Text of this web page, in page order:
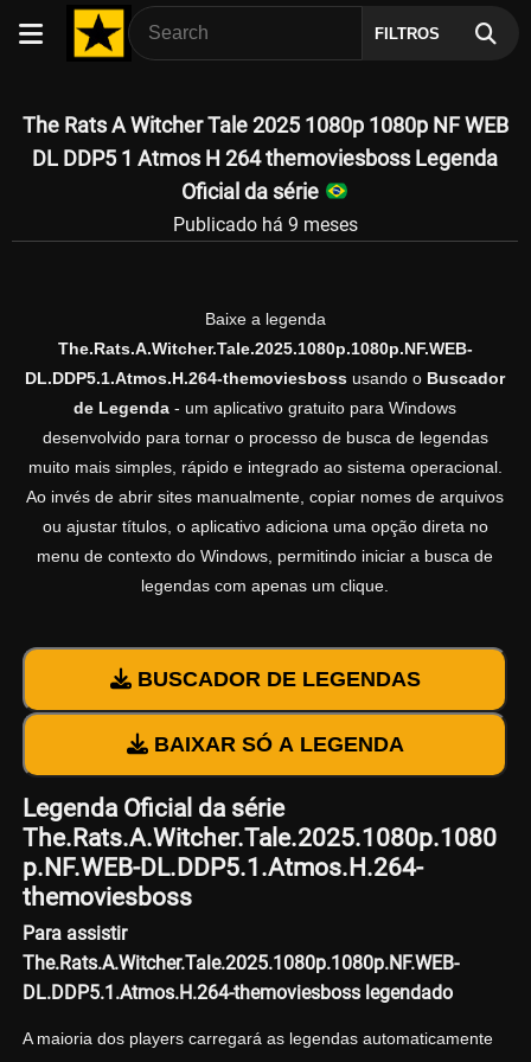
FILTROS
The Rats A Witcher Tale 2025 1080p 1080p NF WEB
DL DDP5 1 Atmos H 264 themoviesboss Legenda
Oficial da série
Publicado há 9 meses
Baixe a legenda
The.Rats.A.Witcher.Tale.2025.1080p.1080p.NF.WEB-
DL.DDP5.1.Atmos.H.264-themoviesboss usando o Buscador
de Legenda - um aplicativo gratuito para Windows
desenvolvido para tornar o processo de busca de legendas
muito mais simples, rápido e integrado ao sistema operacional.
Ao invés de abrir sites manualmente, copiar nomes de arquivos
ou ajustar títulos, o aplicativo adiciona uma opção direta no
menu de contexto do Windows, permitindo iniciar a busca de
legendas com apenas um clique.
BUSCADOR DE LEGENDAS
BAIXAR SÓ A LEGENDA
Legenda Oficial da série
The.Rats.A.Witcher.Tale.2025.1080p.1080
p.NF.WEB-DL.DDP5.1.Atmos.H.264-
themoviesboss
Para assistir
The.Rats.A.Witcher.Tale.2025.1080p.1080p.NF.WEB-
DL.DDP5.1.Atmos.H.264-themoviesboss legendado
A maioria dos players carregará as legendas automaticamente